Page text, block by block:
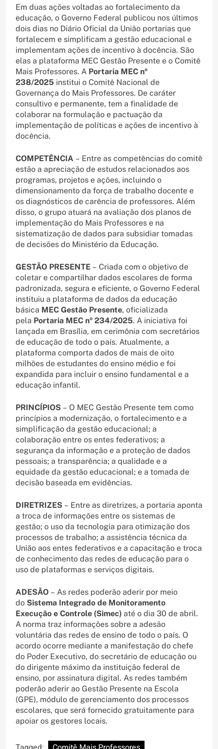
Em duas ações voltadas ao fortalecimento da
educação, o Governo Federal publicou nos últimos
dois dias no Diário Oficial da União portarias que
fortalecem e simplificam a gestão educacional e
implementam ações de incentivo à docência. São
elas a plataforma MEC Gestão Presente e o Comitê
Mais Professores. A Portaria MEC nº
238/2025 institui o Comitê Nacional de
Governança do Mais Professores. De caráter
consultivo e permanente, tem a finalidade de
colaborar na formulação e pactuação da
implementação de políticas e ações de incentivo à
docência.
COMPETÊNCIA – Entre as competências do comitê
estão a apreciação de estudos relacionados aos
programas, projetos e ações, incluindo o
dimensionamento da força de trabalho docente e
os diagnósticos de carência de professores. Além
disso, o grupo atuará na avaliação dos planos de
implementação do Mais Professores e na
sistematização de dados para subsidiar tomadas
de decisões do Ministério da Educação.
GESTÃO PRESENTE – Criada com o objetivo de
coletar e compartilhar dados escolares de forma
padronizada, segura e eficiente, o Governo Federal
instituiu a plataforma de dados da educação
básica MEC Gestão Presente, oficializada
pela Portaria MEC nº 234/2025. A iniciativa foi
lançada em Brasília, em cerimônia com secretários
de educação de todo o país. Atualmente, a
plataforma comporta dados de mais de oito
milhões de estudantes do ensino médio e foi
expandida para incluir o ensino fundamental e a
educação infantil.
PRINCÍPIOS – O MEC Gestão Presente tem como
princípios a modernização, o fortalecimento e a
simplificação da gestão educacional; a
colaboração entre os entes federativos; a
segurança da informação e a proteção de dados
pessoais; a transparência; a qualidade e a
equidade da gestão educacional; e a tomada de
decisão baseada em evidências.
DIRETRIZES – Entre as diretrizes, a portaria aponta
a troca de informações entre os sistemas de
gestão; o uso da tecnologia para otimização dos
processos de trabalho; a assistência técnica da
União aos entes federativos e a capacitação e troca
de conhecimento das redes de educação para o
uso de plataformas e serviços digitais.
ADESÃO – As redes poderão aderir por meio
do Sistema Integrado de Monitoramento
Execução e Controle (Simec) até o dia 30 de abril.
A norma traz informações sobre a adesão
voluntária das redes de ensino de todo o país. O
acordo ocorre mediante a manifestação do chefe
do Poder Executivo, do secretário de educação ou
do dirigente máximo da instituição federal de
ensino, por assinatura digital. As redes também
poderão aderir ao Gestão Presente na Escola
(GPE), módulo de gerenciamento dos processos
escolares, que será fornecido gratuitamente para
apoiar os gestores locais.